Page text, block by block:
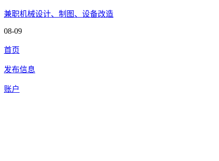
兼职机械设计、制图、设备改造
08-09
首页
发布信息
账户